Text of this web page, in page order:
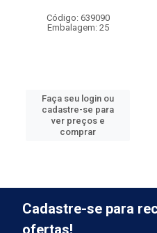
Código: 639090
Embalagem: 25
Faça seu login ou
cadastre-se para
ver preços e
comprar
Cadastre-se para
ofertas!